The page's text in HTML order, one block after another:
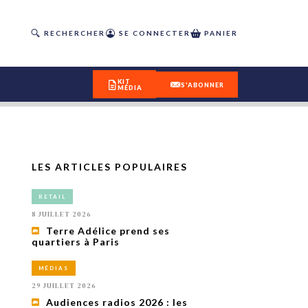
RECHERCHER SE CONNECTER PANIER
KIT
MÉDIA
S'ABONNER
LES ARTICLES POPULAIRES
RETAIL
8 JUILLET 2026
Terre Adélice prend ses
quartiers à Paris
MÉDIAS
29 JUILLET 2026
Audiences radios 2026 : les